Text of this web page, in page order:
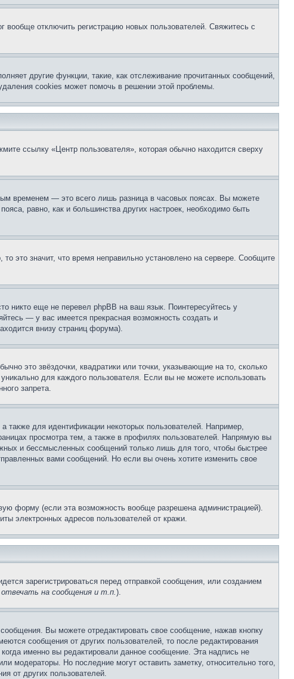
вообще отключить регистрацию новых пользователей. Свяжитесь с
другие функции, такие, как отслеживание прочитанных сообщений,
cookies может помочь в решении этой проблемы.
ссылку «Центр пользователя», которая обычно находится сверху
временем — это всего лишь разница в часовых поясах. Вы можете
равно, как и большинства других настроек, необходимо быть
это значит, что время неправильно установлено на сервере. Сообщите
никто еще не перевел phpBB на ваш язык. Поинтересуйтесь у
— у вас имеется прекрасная возможность создать и
внизу страниц форума).
это звёздочки, квадратики или точки, указывающие на то, сколько
для каждого пользователя. Если вы не можете использовать
запрета.
также для идентификации некоторых пользователей. Например,
просмотра тем, а также в профилях пользователей. Напрямую вы
и бессмысленных сообщений только лишь для того, чтобы быстрее
вами сообщений. Но если вы очень хотите изменить свое
форму (если эта возможность вообще разрешена администрацией).
электронных адресов пользователей от кражи.
зарегистрироваться перед отправкой сообщения, или созданием
отвечать на сообщения и т.п.).
Вы можете отредактировать свое сообщение, нажав кнопку
сообщения от других пользователей, то после редактирования
именно вы редактировали данное сообщение. Эта надпись не
модераторы. Но последние могут оставить заметку, относительно того,
от других пользователей.